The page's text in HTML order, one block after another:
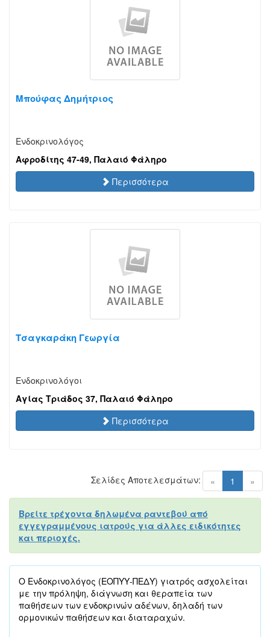
Μπούφας Δημήτριος
Ενδοκρινολόγος
Αφροδίτης 47-49, Παλαιό Φάληρο
Περισσότερα
Τσαγκαράκη Γεωργία
Ενδοκρινολόγοι
Αγίας Τριάδος 37, Παλαιό Φάληρο
Περισσότερα
« 1 (current)
»
Σελίδες Αποτελεσμάτων:
Βρείτε τρέχοντα δηλωμένα ραντεβού από
εγγεγραμμένους ιατρούς για άλλες ειδικότητες
και περιοχές.
Ο Ενδοκρινολόγος (ΕΟΠΥΥ-ΠΕΔΥ) γιατρός ασχολείται
με την πρόληψη, διάγνωση και θεραπεία των
παθήσεων των ενδοκρινών αδένων, δηλαδή των
ορμονικών παθήσεων και διαταραχών.